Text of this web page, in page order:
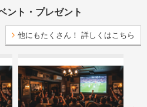
ント・プレゼント
他にもたくさん！ 詳しくはこちら